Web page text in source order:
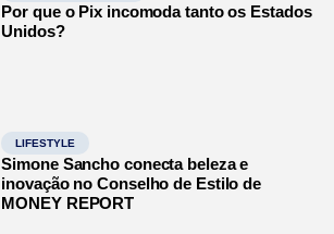
Por que o Pix incomoda tanto os Estados
Unidos?
LIFESTYLE
Simone Sancho conecta beleza e
inovação no Conselho de Estilo de
MONEY REPORT